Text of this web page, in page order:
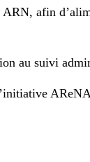
afin
au suivi